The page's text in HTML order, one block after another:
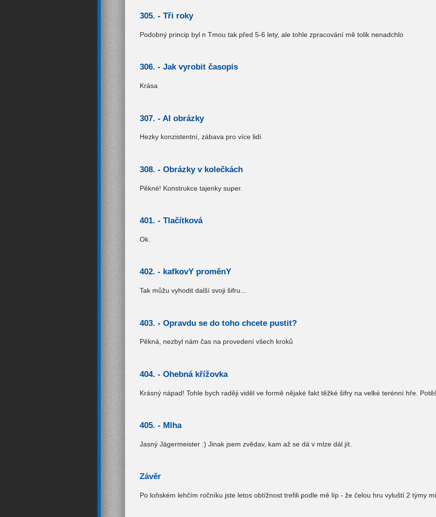
305. - Tři roky
Podobný princip byl n Tmou tak před 5-6 lety, ale tohle zpracování mě tolik nenadchlo
306. - Jak vyrobit časopis
Krása
307. - AI obrázky
Hezky konzistentní, zábava pro více lidí.
308. - Obrázky v kolečkách
Pěkné! Konstrukce tajenky super.
401. - Tlačítková
Ok.
402. - kafkovY proměnY
Tak můžu vyhodit další svoji šifru...
403. - Opravdu se do toho chcete pustit?
Pěkná, nezbyl nám čas na provedení všech kroků
404. - Ohebná křížovka
Krásný nápad! Tohle bych raději viděl ve formě nějaké fakt těžké šifry na velké terénní hře.
405. - Mlha
Jasný Jägermeister :) Jinak jsem zvědav, kam až se dá v mlze dál jít.
Závěr
Po loňském lehčím ročníku jste letos obtížnost trefili podle mě líp - že čelou hru vyluští 2 týmy